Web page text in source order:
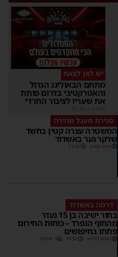
יש לאן לצאת
מתחם הבאולינג הגדול
והאטרקטיבי בדרום פותח
את שעריו לציבור החרדי
מקודם
סגירת מעגל מהירה
המשטרה עצרה קטין בחשד
שדקר נער באשדוד
משה קאהן 21:59
דרמה באשדוד
בחור ישיבה בן 15 נעדר
מהחוף הנפרד – כוחות החירום
פתחו בחיפושים
מנחם דויטש 18:32 1 תגובות